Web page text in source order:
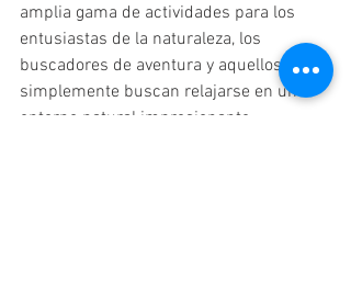
amplia gama de actividades para los
entusiastas de la naturaleza, los
buscadores de aventura y aquellos que
simplemente buscan relajarse en un
entorno natural impresionante.